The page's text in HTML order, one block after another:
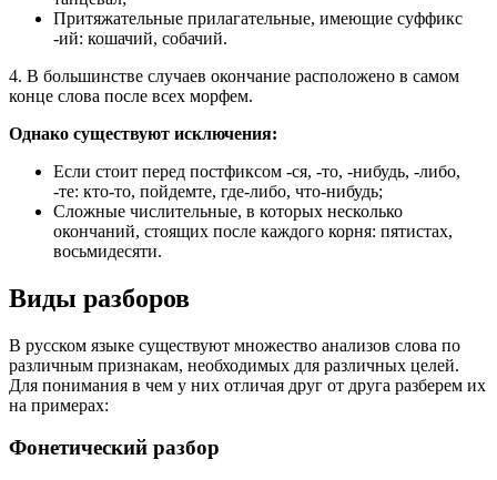
Притяжательные прилагательные, имеющие суффикс
-ий: кошачий, собачий.
4. В большинстве случаев окончание расположено в самом
конце слова после всех морфем.
Однако существуют исключения:
Если стоит перед постфиксом -ся, -то, -нибудь, -либо,
-те: кто-то, пойдемте, где-либо, что-нибудь;
Сложные числительные, в которых несколько
окончаний, стоящих после каждого корня: пятистах,
восьмидесяти.
Виды разборов
В русском языке существуют множество анализов слова по
различным признакам, необходимых для различных целей.
Для понимания в чем у них отличая друг от друга разберем их
на примерах:
Фонетический разбор